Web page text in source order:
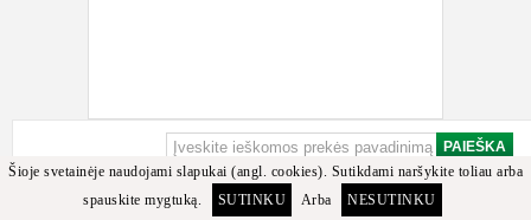
Apgailestaujame, bet minėtos detalės arba jos analogų tarp turimų prekių nerasta.
Šioje svetainėje naudojami slapukai (angl. cookies). Sutikdami naršykite toliau arba
spauskite mygtuką.
SUTINKU Arba NESUTINKU